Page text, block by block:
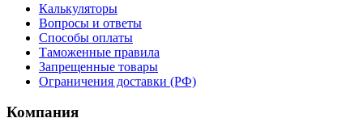
Калькуляторы
Вопросы и ответы
Способы оплаты
Таможенные правила
Запрещенные товары
Ограничения доставки (РФ)
Компания